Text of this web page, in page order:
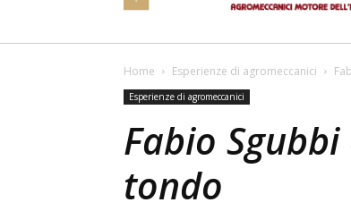
Home Esperienze di agromeccanici
Esperienze di agromeccanici
Fabio
tondo